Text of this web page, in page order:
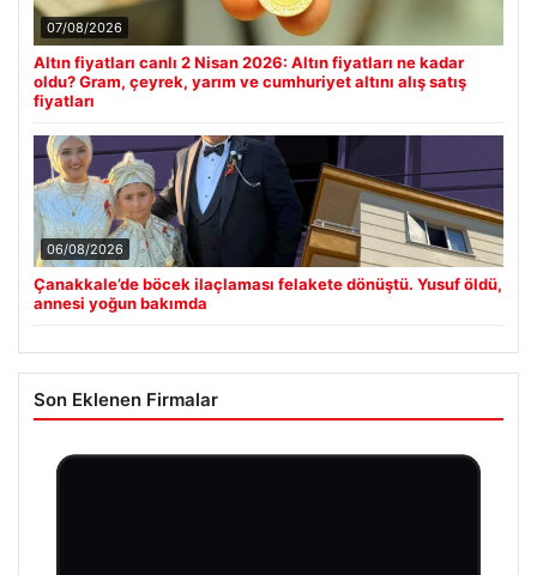
07/08/2026
Altın fiyatları canlı 2 Nisan 2026: Altın fiyatları ne kadar
oldu? Gram, çeyrek, yarım ve cumhuriyet altını alış satış
fiyatları
06/08/2026
Çanakkale’de böcek ilaçlaması felakete dönüştü. Yusuf öldü,
annesi yoğun bakımda
Son Eklenen Firmalar